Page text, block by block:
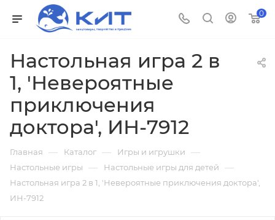
0
Настольная игра 2 в
1, 'Невероятные
приключения
доктора', ИН-7912
Главная — Каталог — Игры и игрушки —
Настольные игры — Настольные игры для детей —
Настольная игра 2 в 1, 'Невероятные приключения доктора',
ИН-7912